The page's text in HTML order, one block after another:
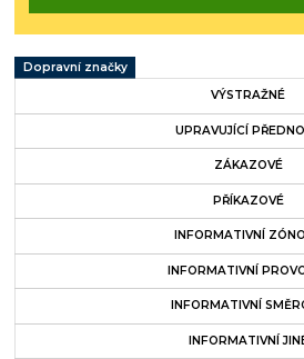
Dopravní značky
VÝSTRAŽNÉ
UPRAVUJÍCÍ
ZÁKAZOVÉ
PŘÍKAZOVÉ
INFORMATIVNÍ
INFORMATIVNÍ
INFORMATIVNÍ
INFORMATIVNÍ